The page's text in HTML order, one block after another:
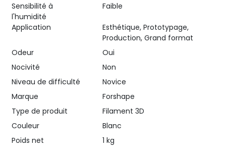
Sensibilité à
l'humidité
Faible
Application
Esthétique, Prototypage,
Production, Grand format
Odeur
Oui
Nocivité
Non
Niveau de difficulté
Novice
Marque
Forshape
Type de produit
Filament 3D
Couleur
Blanc
Poids net
1 kg